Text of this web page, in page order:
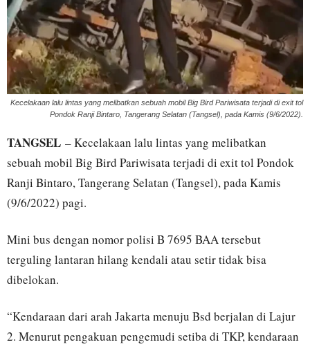
Kecelakaan lalu lintas yang melibatkan sebuah mobil Big Bird Pariwisata terjadi di exit tol
Pondok Ranji Bintaro, Tangerang Selatan (Tangsel), pada Kamis (9/6/2022).
TANGSEL – Kecelakaan lalu lintas yang melibatkan
sebuah mobil Big Bird Pariwisata terjadi di exit tol Pondok
Ranji Bintaro, Tangerang Selatan (Tangsel), pada Kamis
(9/6/2022) pagi.
Mini bus dengan nomor polisi B 7695 BAA tersebut
terguling lantaran hilang kendali atau setir tidak bisa
dibelokan.
“Kendaraan dari arah Jakarta menuju Bsd berjalan di Lajur
2. Menurut pengakuan pengemudi setiba di TKP, kendaraan